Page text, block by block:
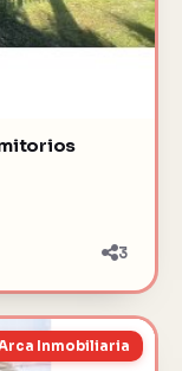
3
Inmobiliaria